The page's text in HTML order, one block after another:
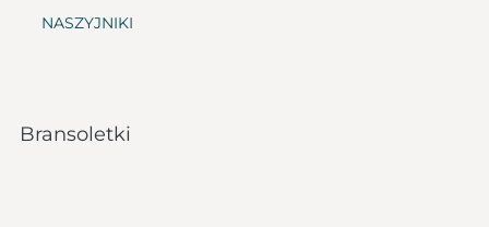
NASZYJNIKI
Bransoletki